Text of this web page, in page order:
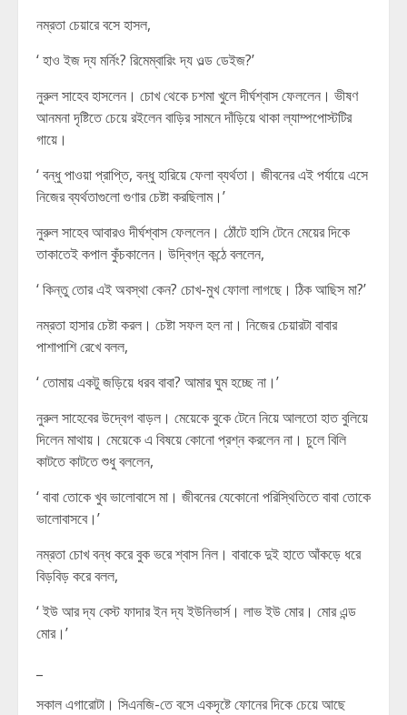
নম্রতা চেয়ারে বসে হাসল,
‘ হাও ইজ দ্য মর্নিং? রিমেম্বারিং দ্য ওল্ড ডেইজ?’
নুরুল সাহেব হাসলেন। চোখ থেকে চশমা খুলে দীর্ঘশ্বাস ফেললেন। ভীষণ
আনমনা দৃষ্টিতে চেয়ে রইলেন বাড়ির সামনে দাঁড়িয়ে থাকা ল্যাম্পপোস্টটির
গায়ে।
‘ বন্ধু পাওয়া প্রাপ্তি, বন্ধু হারিয়ে ফেলা ব্যর্থতা। জীবনের এই পর্যায়ে এসে
নিজের ব্যর্থতাগুলো গুণার চেষ্টা করছিলাম।’
নুরুল সাহেব আবারও দীর্ঘশ্বাস ফেললেন। ঠোঁটে হাসি টেনে মেয়ের দিকে
তাকাতেই কপাল কুঁচকালেন। উদ্বিগ্ন কন্ঠে বললেন,
‘ কিন্তু তোর এই অবস্থা কেন? চোখ-মুখ ফোলা লাগছে। ঠিক আছিস মা?’
নম্রতা হাসার চেষ্টা করল। চেষ্টা সফল হল না। নিজের চেয়ারটা বাবার
পাশাপাশি রেখে বলল,
‘ তোমায় একটু জড়িয়ে ধরব বাবা? আমার ঘুম হচ্ছে না।’
নুরুল সাহেবের উদ্বেগ বাড়ল। মেয়েকে বুকে টেনে নিয়ে আলতো হাত বুলিয়ে
দিলেন মাথায়। মেয়েকে এ বিষয়ে কোনো প্রশ্ন করলেন না। চুলে বিলি
কাটতে কাটতে শুধু বললেন,
‘ বাবা তোকে খুব ভালোবাসে মা। জীবনের যেকোনো পরিস্থিতিতে বাবা তোকে
ভালোবাসবে।’
নম্রতা চোখ বন্ধ করে বুক ভরে শ্বাস নিল। বাবাকে দুই হাতে আঁকড়ে ধরে
বিড়বিড় করে বলল,
‘ ইউ আর দ্য বেস্ট ফাদার ইন দ্য ইউনিভার্স। লাভ ইউ মোর। মোর এন্ড
মোর।’
সকাল এগারোটা। সিএনজি-তে বসে একদৃষ্টে ফোনের দিকে চেয়ে আছে